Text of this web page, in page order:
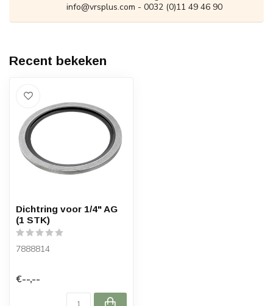
info@vrsplus.com - 0032 (0)11 49 46 90
Recent bekeken
Dichtring voor 1/4" AG
(1 STK)
7888814
€--,--